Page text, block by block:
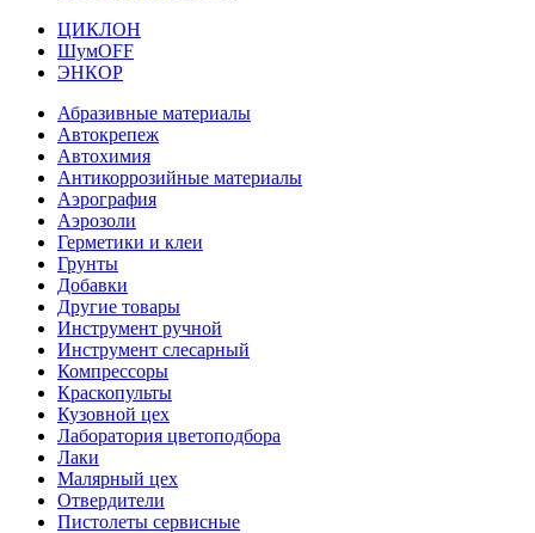
ЦИКЛОН
ШумOFF
ЭНКОР
Абразивные материалы
Автокрепеж
Автохимия
Антикоррозийные материалы
Аэрография
Аэрозоли
Герметики и клеи
Грунты
Добавки
Другие товары
Инструмент ручной
Инструмент слесарный
Компрессоры
Краскопульты
Кузовной цех
Лаборатория цветоподбора
Лаки
Малярный цех
Отвердители
Пистолеты сервисные